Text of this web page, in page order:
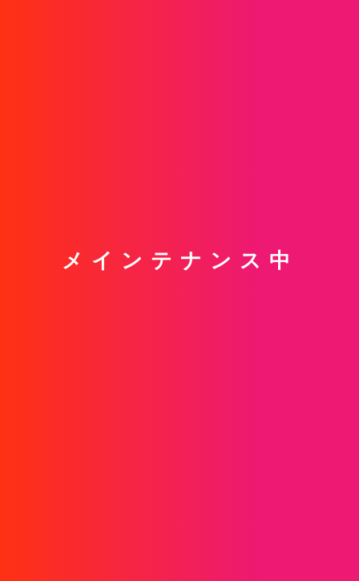
メインテナンス中